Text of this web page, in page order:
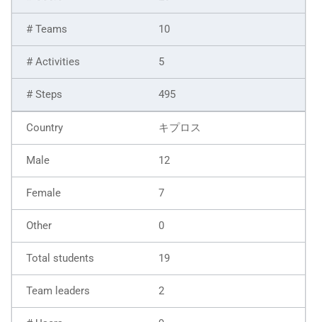
10
5
495
キプロス
12
7
0
19
2